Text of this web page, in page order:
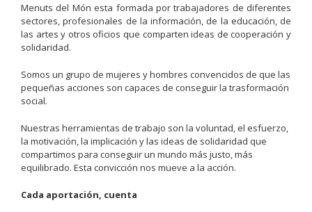
Menuts del Món esta formada por trabajadores de diferentes
sectores, profesionales de la información, de la educación, de
las artes y otros oficios que comparten ideas de cooperación y
solidaridad.
Somos un grupo de mujeres y hombres convencidos de que las
pequeñas acciones son capaces de conseguir la trasformación
social.
Nuestras herramientas de trabajo son la voluntad, el esfuerzo,
la motivación, la implicación y las ideas de solidaridad que
compartimos para conseguir un mundo más justo, más
equilibrado. Esta convicción nos mueve a la acción.
Cada aportación, cuenta